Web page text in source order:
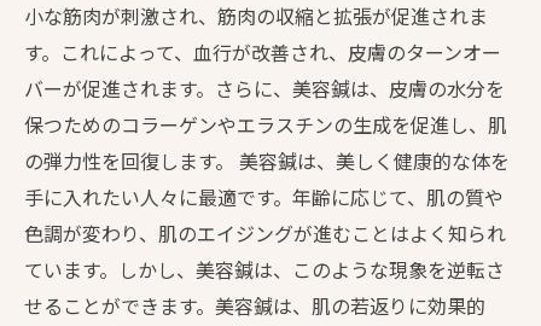
小な筋肉が刺激され、筋肉の収縮と拡張が促進されま
す。これによって、血行が改善され、皮膚のターンオー
バーが促進されます。さらに、美容鍼は、皮膚の水分を
保つためのコラーゲンやエラスチンの生成を促進し、肌
の弾力性を回復します。 美容鍼は、美しく健康的な体を
手に入れたい人々に最適です。年齢に応じて、肌の質や
色調が変わり、肌のエイジングが進むことはよく知られ
ています。しかし、美容鍼は、このような現象を逆転さ
せることができます。美容鍼は、肌の若返りに効果的